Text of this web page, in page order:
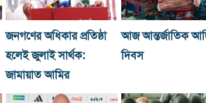
জনগণের অধিকার প্রতিষ্ঠা
হলেই জুলাই সার্থক:
জামায়াত আমির
আজ আন্তর্জাতিক
দিবস